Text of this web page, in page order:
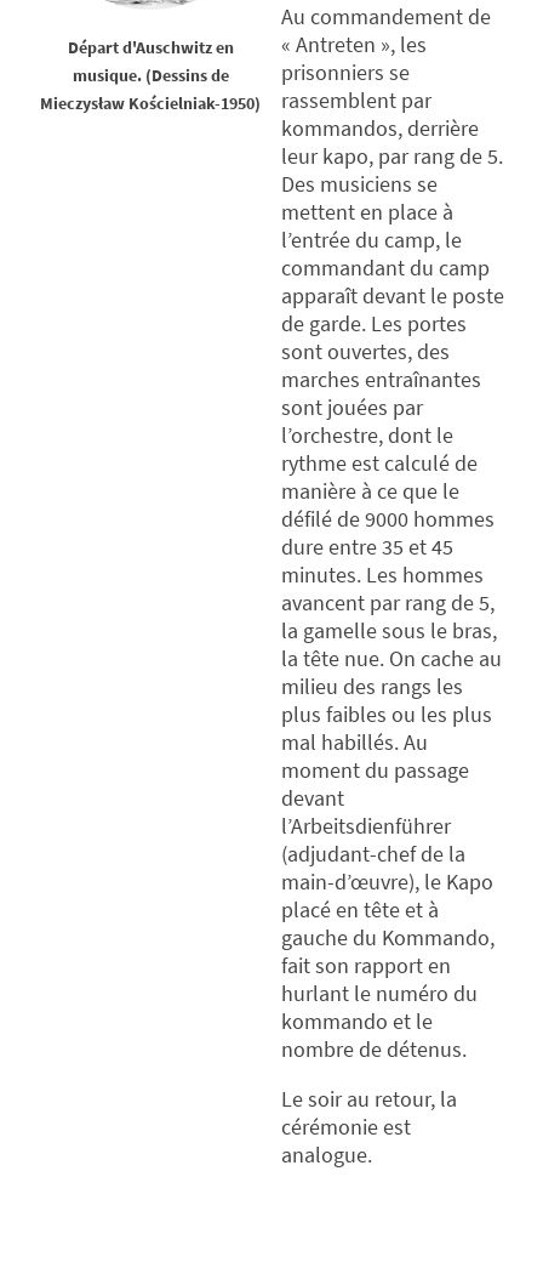
Départ d'Auschwitz en
musique. (Dessins de
Mieczysław Kościelniak-1950)
Au commandement de
« Antreten », les
prisonniers se
rassemblent par
kommandos, derrière
leur kapo, par rang de 5.
Des musiciens se
mettent en place à
l’entrée du camp, le
commandant du camp
apparaît devant le poste
de garde. Les portes
sont ouvertes, des
marches entraînantes
sont jouées par
l’orchestre, dont le
rythme est calculé de
manière à ce que le
défilé de 9000 hommes
dure entre 35 et 45
minutes. Les hommes
avancent par rang de 5,
la gamelle sous le bras,
la tête nue. On cache au
milieu des rangs les
plus faibles ou les plus
mal habillés. Au
moment du passage
devant
l’Arbeitsdienführer
(adjudant-chef de la
main-d’œuvre), le Kapo
placé en tête et à
gauche du Kommando,
fait son rapport en
hurlant le numéro du
kommando et le
nombre de détenus.
Le soir au retour, la
cérémonie est
analogue.